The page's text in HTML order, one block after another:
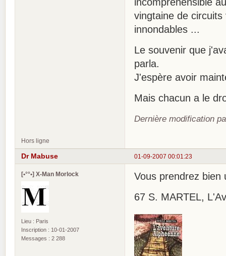
vingtaine de
innondables ...
Le souvenir que
parla.
J'espère avoir
Mais chacun a le
Dernière modification
Hors ligne
01-09-2007 00:01:23
Dr Mabuse
[•°°•] X-Man Morlock
Lieu : Paris
Inscription : 10-01-2007
Messages : 2 288
Vous prendrez bien
67 S. MARTEL,